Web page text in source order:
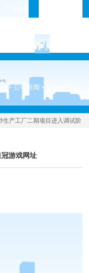
>公司新闻 >
生产工厂二期项目进入调试阶
游戏网址